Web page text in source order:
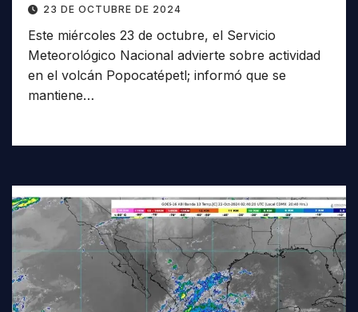
23 DE OCTUBRE DE 2024
Este miércoles 23 de octubre, el Servicio
Meteorológico Nacional advierte sobre actividad
en el volcán Popocatépetl; informó que se
mantiene…